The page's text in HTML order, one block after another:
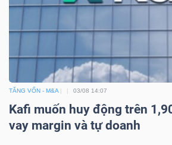
TĂNG VỐN - M&A 03/08 14:07
Kafi muốn huy động trên
vay margin và tự doanh
NGHIỆP
TIÊU
KHÔNG
THIẾT